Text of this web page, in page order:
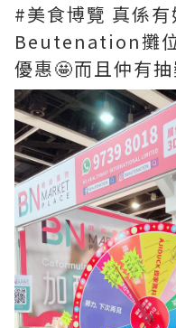
#美食博覽 真係
Beutenation攤
優惠🤩而且仲有